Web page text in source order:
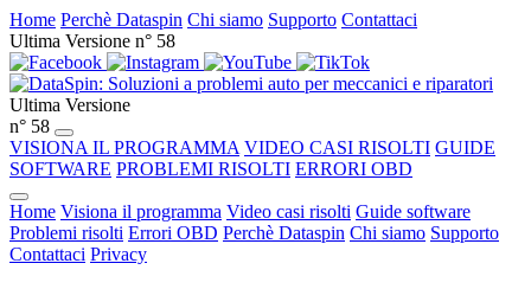
Home Perchè Dataspin Chi siamo Supporto Contattaci
Ultima Versione n° 58
Ultima Versione
n° 58
VISIONA IL PROGRAMMA VIDEO CASI RISOLTI GUIDE
SOFTWARE PROBLEMI RISOLTI ERRORI OBD
Home Visiona il programma Video casi risolti Guide software
Problemi risolti Errori OBD Perchè Dataspin Chi siamo Supporto
Contattaci Privacy